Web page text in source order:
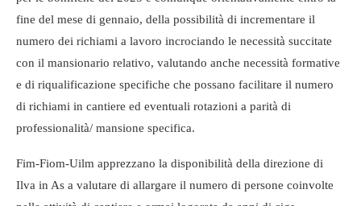
fine del mese di gennaio, della possibilità di incrementare il
numero dei richiami a lavoro incrociando le necessità succitate
con il mansionario relativo, valutando anche necessità formative
e di riqualificazione specifiche che possano facilitare il numero
di richiami in cantiere ed eventuali rotazioni a parità di
professionalità/ mansione specifica.
Fim-Fiom-Uilm apprezzano la disponibilità della direzione di
Ilva in As a valutare di allargare il numero di persone coinvolte